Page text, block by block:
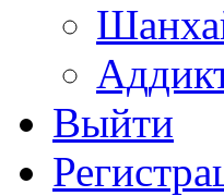
Выйти